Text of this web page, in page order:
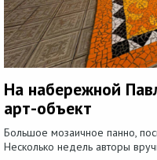
На набережной
арт-объект
Большое мозаичное панно,
Несколько недель авторы